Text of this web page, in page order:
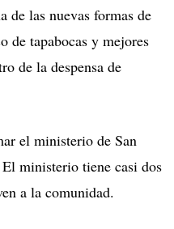
las nuevas formas de
de tapabocas y mejores
de la despensa de
el ministerio de San
ministerio tiene casi dos
a la comunidad.